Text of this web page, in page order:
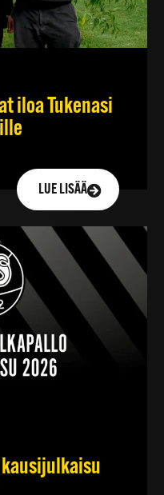
iloa Tukenasi
LUE LISÄÄ